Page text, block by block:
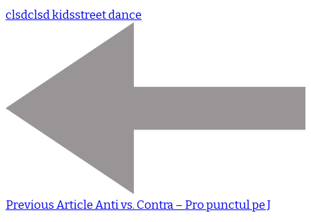
clsdclsd kidsstreet dance
Previous ArticleAnti vs. Contra – Pro punctul pe J